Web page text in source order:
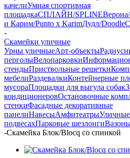
качелиУмная спортивная
площадкаСПЛАЙН/SPLINE
и Карим/Punto x KarimДудл/Doodle
-
Скамейки уличные
Урны уличныеАрт-объекты
перголыВелопарковки
стендыПриствольные решетки
мебелиРаздевалкиКонтейнерные
мусораПлощадки для выгула собак
кондиционеровОстановочные
стенкиФасадные декоративные
панелиНавесыАмфитеатры
подвесахПарковые шезлонги
-Скамейка Блок/Blocq со спинкой